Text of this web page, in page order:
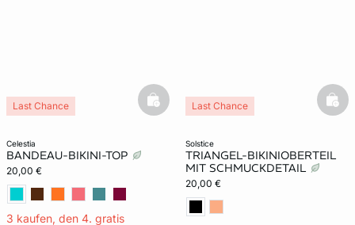
celestia
BANDEAU-BIKINI-TOP
20,00 €
3 kaufen, den 4. gratis
Last Chance basketfull
solstice
TRIANGEL-BIKINIOBERTEIL
MIT SCHMUCKDETAIL
20,00 €
Last Chance